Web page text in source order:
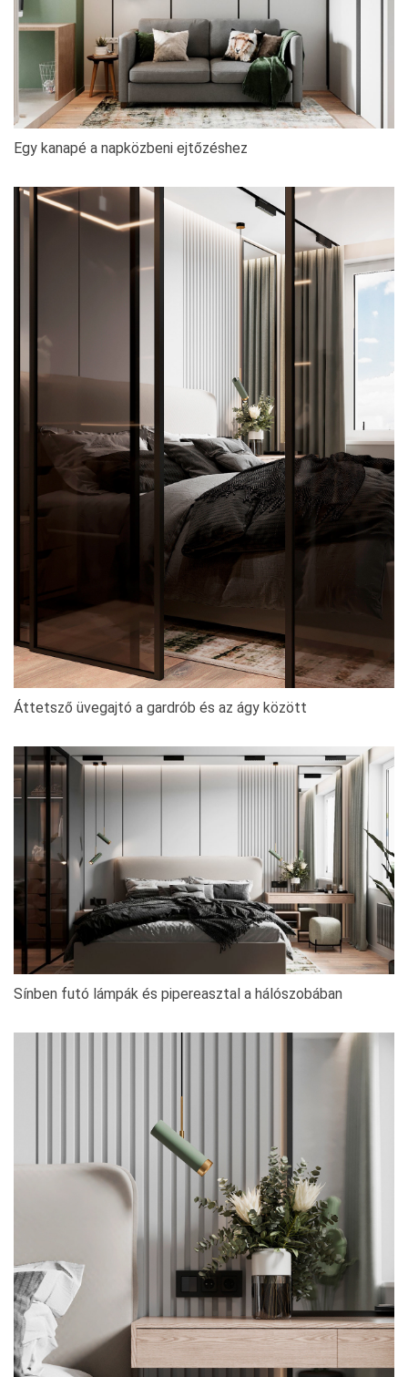
Egy kanapé a napközbeni ejtőzéshez
Áttetsző üvegajtó a gardrób és az ágy között
Sínben futó lámpák és pipereasztal a hálószobában